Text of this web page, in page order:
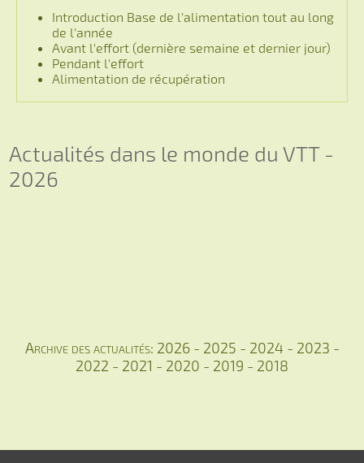
Introduction Base de l'alimentation tout au long
de l'année
Avant l'effort (dernière semaine et dernier jour)
Pendant l'effort
Alimentation de récupération
Actualités dans le monde du VTT -
2026
Archive des actualités: 2026- 2025 - 2024 - 2023 -
2022 - 2021 - 2020 - 2019 - 2018